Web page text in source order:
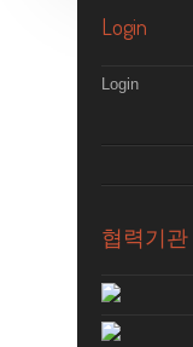
Login
Login
협력기관